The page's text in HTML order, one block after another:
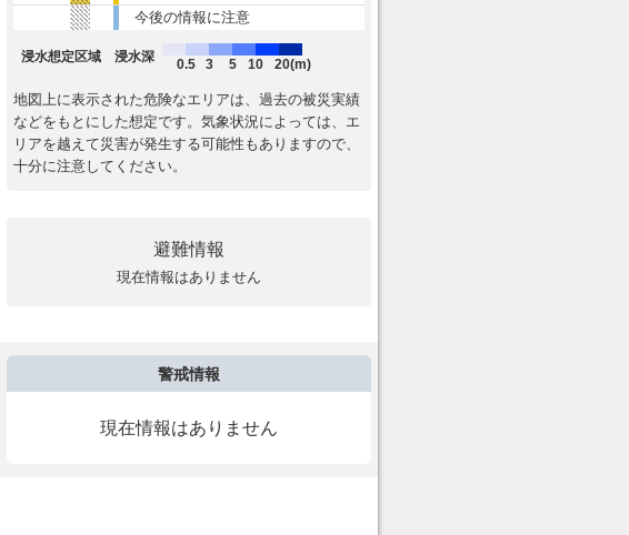
今後の情報に注意
浸水想定区域 浸水深
0.5 3 5 10 20(m)
地図上に表示された危険なエリアは、過去の被災実績
などをもとにした想定です。気象状況によっては、エ
リアを越えて災害が発生する可能性もありますので、
十分に注意してください。
避難情報
現在情報はありません
警戒情報
現在情報はありません